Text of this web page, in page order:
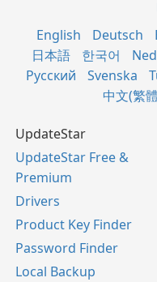
English Deutsch
日本語
한국어
Русский
Svenska
中文(繁
UpdateStar
UpdateStar Free &
Premium
Drivers
Product Key Finder
Password Finder
Local Backup